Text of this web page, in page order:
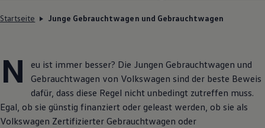
Startseite Junge Gebrauchtwagen und Gebrauchtwagen
N eu ist immer besser? Die Jungen Gebrauchtwagen und
Gebrauchtwagen von Volkswagen sind der beste Beweis
dafür, dass diese Regel nicht unbedingt zutreffen muss.
Egal, ob sie günstig finanziert oder geleast werden, ob sie als
Volkswagen Zertifizierter Gebrauchtwagen oder